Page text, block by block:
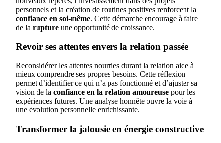
personnels et la création de routines positives renforcent la
confiance en soi-même. Cette démarche encourage à faire
de la rupture une opportunité de croissance.
Revoir ses attentes envers la relation passée
Reconsidérer les attentes nourries durant la relation aide à
mieux comprendre ses propres besoins. Cette réflexion
permet d’identifier ce qui n’a pas fonctionné et d’ajuster sa
vision de la confiance en la relation amoureuse pour les
expériences futures. Une analyse honnête ouvre la voie à
une évolution personnelle enrichissante.
Transformer la jalousie en énergie constructive